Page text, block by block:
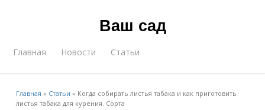
Ваш сад
Главная Новости Статьи
Главная » Статьи » Когда собирать листья табака и как приготовить
листья табака для курения. Сорта